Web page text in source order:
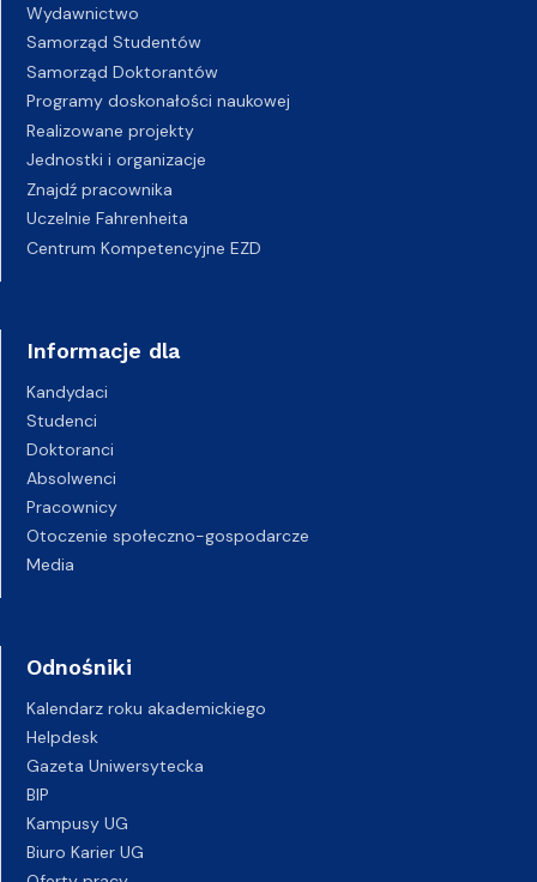
Wydawnictwo
Samorząd Studentów
Samorząd Doktorantów
Programy doskonałości naukowej
Realizowane projekty
Jednostki i organizacje
Znajdź pracownika
Uczelnie Fahrenheita
Centrum Kompetencyjne EZD
Informacje dla
Kandydaci
Studenci
Doktoranci
Absolwenci
Pracownicy
Otoczenie społeczno-gospodarcze
Media
Odnośniki
Kalendarz roku akademickiego
Helpdesk
Gazeta Uniwersytecka
BIP
Kampusy UG
Biuro Karier UG